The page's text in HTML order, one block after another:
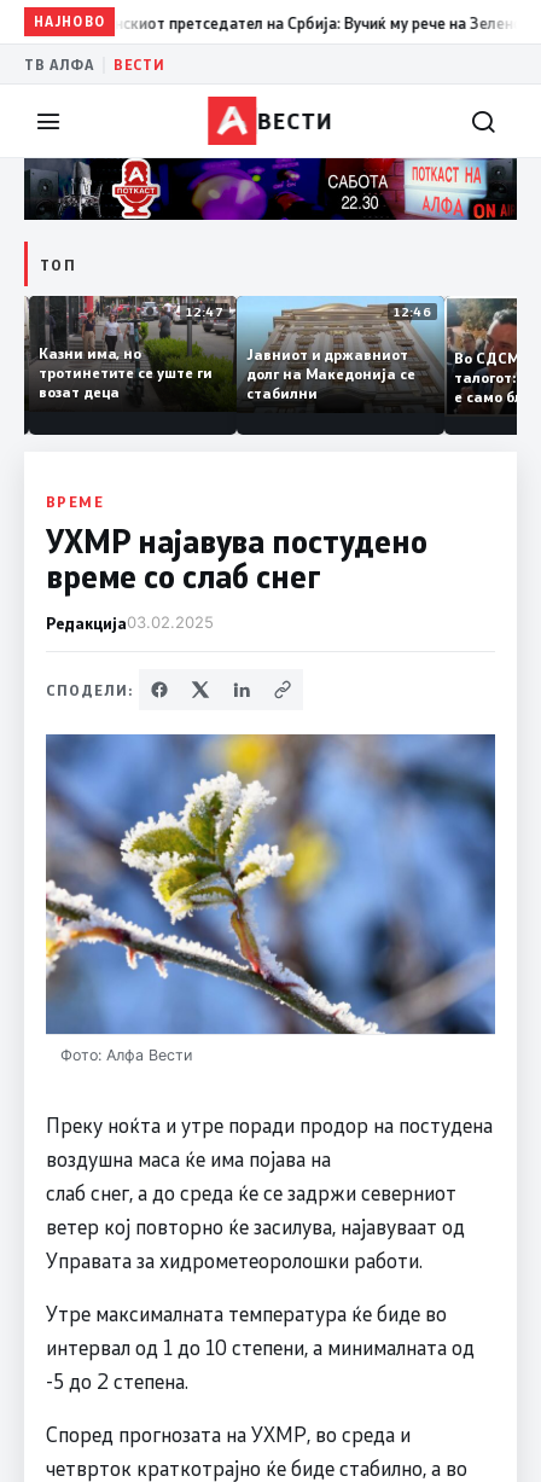
НАЈНОВО15:29Прва посета на украинскиот претседател на Србија:
ТВ АЛФА ВЕСТИ
ВЕСТИ
ТОП
12:50
и
12:47
Казни има, но
тротинетите се уште ги
возат деца
12:46
Јавниот и државниот
долг на Македонија се
стабилни
Во СДСМ
е само
копија
Заев
ВРЕМЕ
УХМР најавува постудено
време со слаб снег
Редакција03.02.2025
СПОДЕЛИ:
Фото: Алфа Вести
Преку ноќта и утре поради продор на постудена
воздушна маса ќе има појава на
слаб снег, а до среда ќе се задржи северниот
ветер кој повторно ќе засилува, најавуваат од
Управата за хидрометеоролошки работи.
Утре максималната температура ќе биде во
интервал од 1 до 10 степени, а минималната од
-5 до 2 степена.
Според прогнозата на УХМР, во среда и
четврток краткотрајно ќе биде стабилно, а во